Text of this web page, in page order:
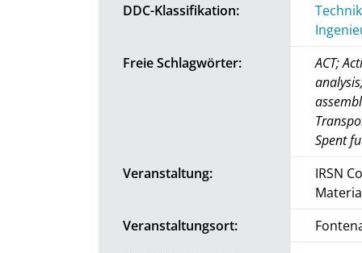
DDC-Klassifikation:
Freie Schlagwörter:
ACT;
Spent
Veranstaltung:
IRSN
Veranstaltungsort: